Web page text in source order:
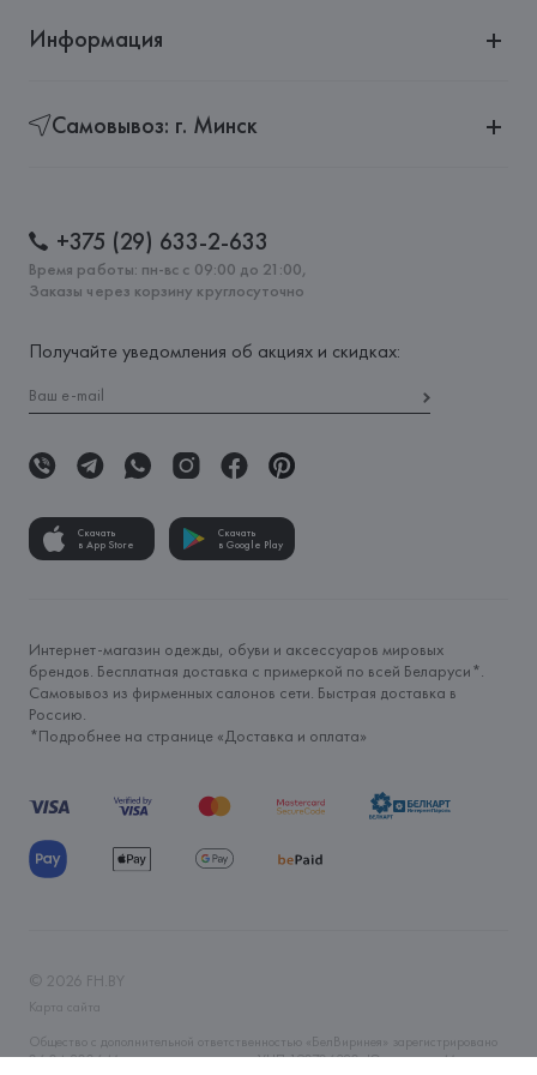
Информация
Самовывоз: г. Минск
+375 (29) 633-2-633
Время работы: пн-вс с 09:00 до 21:00,
Заказы через корзину круглосуточно
Получайте уведомления об акциях и скидках:
Скачать
в App Store
Скачать
в Google Play
Интернет-магазин одежды, обуви и аксессуаров мировых
брендов. Бесплатная доставка с примеркой по всей Беларуси*.
Самовывоз из фирменных салонов сети. Быстрая доставка в
Россию.
*Подробнее на странице «Доставка и оплата»
© 2026 FH.BY
Карта сайта
Общество с дополнительной ответственностью «БелВиринея» зарегистрировано
06.04.2006 Минским горисполкомом. УНП 190706320. Юр.адрес: г. Минск, ул.